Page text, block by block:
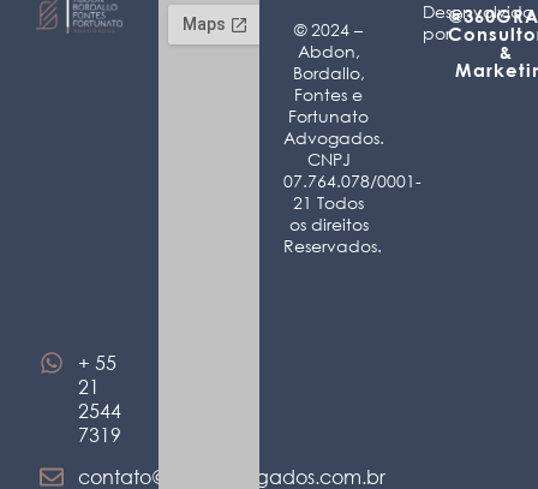
+ 55
21
2544
7319
contato@abffadvogados.com.br
© 2024 –
Abdon,
Bordallo,
Fontes e
Fortunato
Advogados.
CNPJ
07.764.078/0001-
21 Todos
os direitos
Reservados.
Desenvolvido
por
&